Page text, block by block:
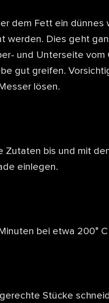
dem Fett ein
werden. Dies geht
und Unterseite
gut greifen.
lösen.
Zutaten bis und mit
einlegen.
bei etwa 200°
Stücke